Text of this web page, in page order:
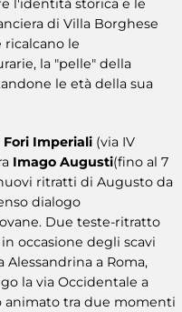
di Villa Borghese
le
la "pelle" della
le età della sua
Fori Imperiali (via IV
Imago Augusti(fino al 7
ritratti di Augusto da
dialogo
Due teste-ritratto
occasione degli scavi
a Roma,
la via Occidentale a
tra due momenti